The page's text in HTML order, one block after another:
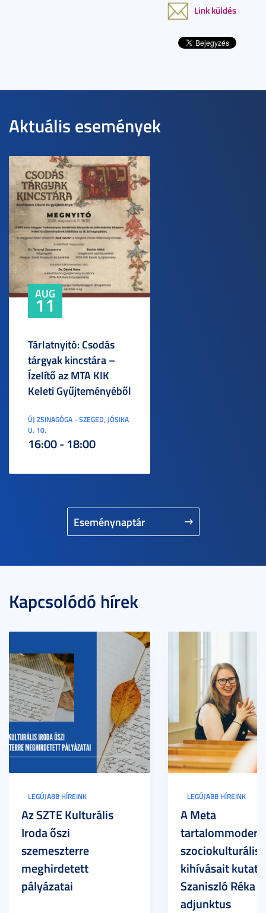
Link küldés
Aktuális események
Eseménynaptár
AUG
11
Tárlatnyitó: Csodás
tárgyak kincstára –
Ízelítő az MTA KIK
Keleti Gyűjteményéből
ÚJ ZSINAGÓGA - SZEGED, JÓSIKA
U. 10.
16:00 - 18:00
Kapcsolódó hírek
LEGÚJABB HÍREINK
Az SZTE Kulturális
Iroda őszi
szemeszterre
meghirdetett
pályázatai
LEGÚJABB HÍREINK
A Meta
szociokulturális
kihívásait
Szaniszló Réka
adjunktus